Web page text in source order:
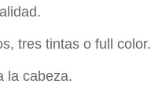
tres tintas o full color.
la cabeza.